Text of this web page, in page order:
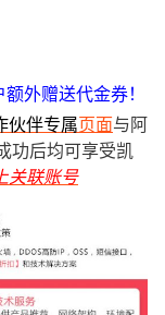
外赠送代金券！
伙伴专属页面与阿
功后均可享受凯
关联账号